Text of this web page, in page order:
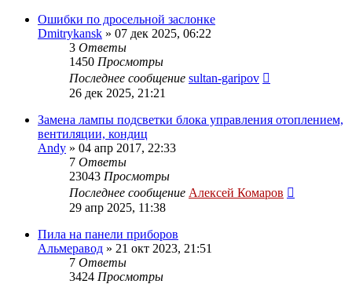
Ошибки по дросельной заслонке
Dmitrykansk » 07 дек 2025, 06:22
3 Ответы
1450 Просмотры
Последнее сообщение sultan-garipov
26 дек 2025, 21:21
Замена лампы подсветки блока управления отоплением,
вентиляции, кондиц
Andy » 04 апр 2017, 22:33
7 Ответы
23043 Просмотры
Последнее сообщение Алексей Комаров
29 апр 2025, 11:38
Пила на панели приборов
Альмеравод » 21 окт 2023, 21:51
7 Ответы
3424 Просмотры